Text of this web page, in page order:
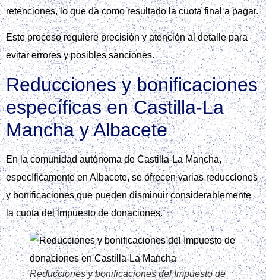
retenciones, lo que da como resultado la cuota final a pagar.
Este proceso requiere precisión y atención al detalle para
evitar errores y posibles sanciones.
Reducciones y bonificaciones
específicas en Castilla‑La
Mancha y Albacete
En la comunidad autónoma de Castilla-La Mancha,
específicamente en Albacete, se ofrecen varias reducciones
y bonificaciones que pueden disminuir considerablemente
la cuota del impuesto de donaciones.
Reducciones y bonificaciones del Impuesto de